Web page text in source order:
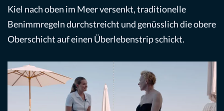
Kiel nach oben im Meer versenkt, traditionelle
Benimmregeln durchstreicht und genüsslich die obere
Oberschicht auf einen Überlebenstrip schickt.